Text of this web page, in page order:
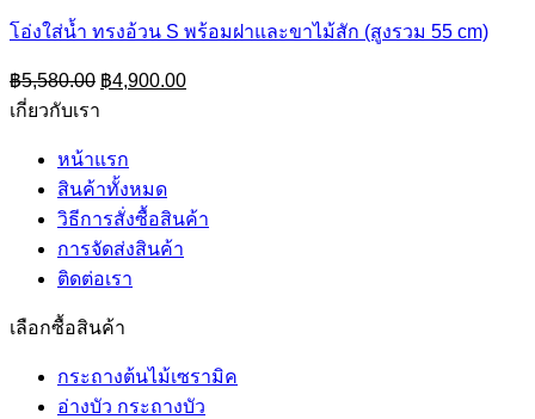
โอ่งใส่น้ำ ทรงอ้วน S พร้อมฝาและขาไม้สัก (สูงรวม 55 cm)
฿5,580.00 Original
price
฿4,900.00Current
price
เกี่ยวกับเรา
หน้าแรก
สินค้าทั้งหมด
วิธีการสั่งซื้อสินค้า
การจัดส่งสินค้า
ติดต่อเรา
เลือกซื้อสินค้า
กระถางต้นไม้เซรามิค
อ่างบัว กระถางบัว